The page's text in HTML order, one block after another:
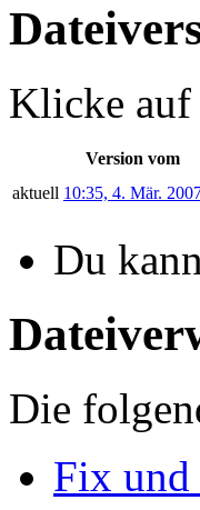
Klicke auf
Version vom
aktuell 10:35, 4. Mär.
Du
Die
Fix